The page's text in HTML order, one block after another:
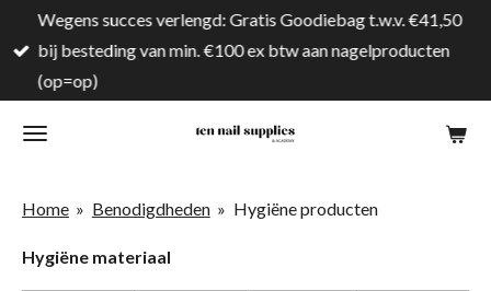
direct
naar
hoofdinhoud
Wegens succes verlengd: Gratis Goodiebag t.w.v. €41,50
bij besteding van min. €100 ex btw aan nagelproducten
(op=op)
Home » Benodigdheden » Hygiëne producten
Hygiëne materiaal